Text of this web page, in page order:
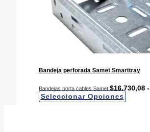
Bandeja perforada Samet Smarttray
Bandejas porta cables Samet $16.730,08 -
Seleccionar Opciones
producto